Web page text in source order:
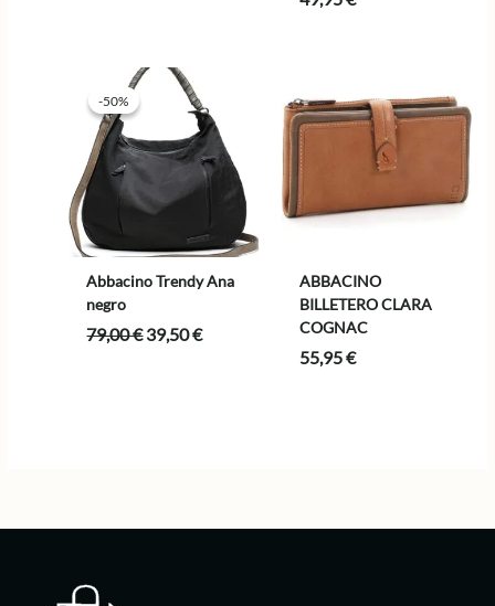
89,00 €.
-50%
-50%
Abbacino Trendy Ana
negro
79,00€El
39,50€El
ABBACINO
BILLETERO CLARA
COGNAC
55,95€